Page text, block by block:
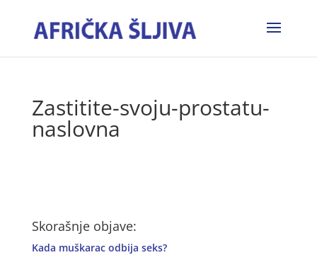
Zastitite-svoju-prostatu-
naslovna
Skorašnje objave:
Kada muškarac odbija seks?